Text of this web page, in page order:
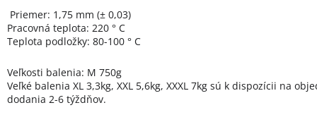
Priemer: 1,75 mm (± 0,03)
Pracovná teplota: 220 ° C
Teplota podložky: 80-100 ° C
Veľkosti balenia: M 750g
Veľké balenia XL 3,3kg, XXL 5,6kg, XXXL 7kg sú k dispozícii na
dodania 2-6 týždňov.